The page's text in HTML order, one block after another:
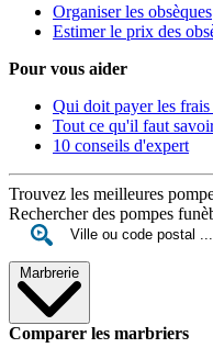
Organiser les obsèques
Estimer le prix des
Pour vous aider
Qui doit payer les frais
Tout ce qu'il faut
10 conseils d'expert
Trouvez les meilleures
Rechercher des pompes
Marbrerie
Comparer les marbriers